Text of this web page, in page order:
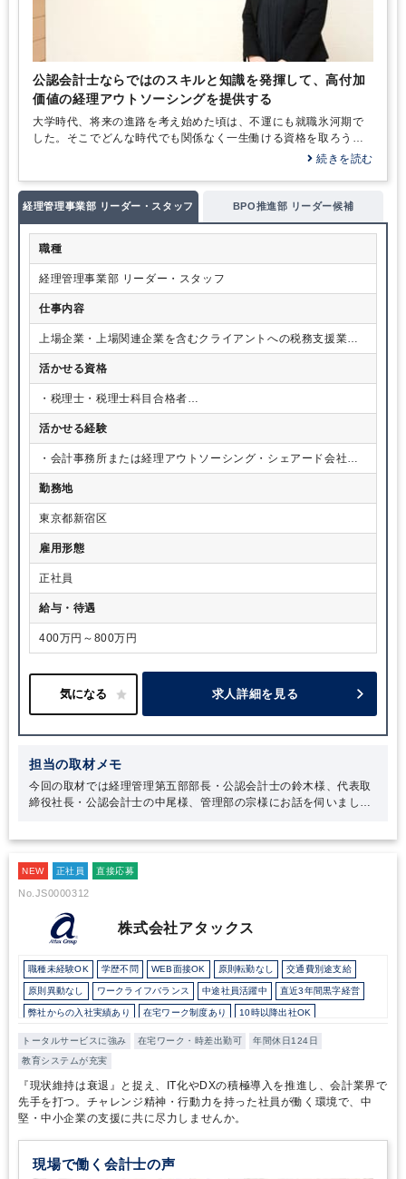
公認会計士ならではのスキルと知識を発揮して、高付加
価値の経理アウトソーシングを提供する
大学時代、将来の進路を考え始めた頃は、不運にも就職氷河期で
した。そこでどんな時代でも関係なく一生働ける資格を取ろうと
考え、税理士と公認会計士の資格に着目したのです。大学のキャ
続きを読む
経理管理事業部 リーダー・スタッフ BPO推進部 リーダー候補
職種
経理管理事業部 リーダー・スタッフ
仕事内容
上場企業・上場関連企業を含むクライアントへの税務支援業務
や会計士業務を中心とした経理アウトソーシング業務
活かせる資格
・税理士・税理士科目合格者
・公認会計士 など
活かせる経験
・会計事務所または経理アウトソーシング・シェアード会社で
の実務経験 ・経理業務(年次決算レベル)経験 ・マネジメント経
験 など
勤務地
東京都新宿区
雇用形態
正社員
給与・待遇
400万円～800万円
求人詳細を見る
担当の取材メモ
今回の取材では経理管理第五部部長・公認会計士の鈴木様、代表取
締役社長・公認会計士の中尾様、管理部の宗様にお話を伺いまし
かりと評価され、税務未経験で入社して5年で部長の役職に就きま
評価し、還元することを大切にしています。様々な面で成果を大切
にしているからこそ、メンバーのワークライフバランスや短期間の
キャリアアップが実現可能なのです。
くの税理士・公認会計士・社会労務士が在籍するプロフェッショナ
ル集団です。分からないことが生じても、他の専門家にすぐ聞くこ
とができる環境が、個々人の成長やクライアントの様々な悩みや課
題の早期解決に繋がっていると感じました。経験者の方はもちろん
リアアップ、キャリアチェンジを希望する方、「BPOで社会を支え
る。」ために貪欲に誠実に取り組める方には大変お薦めの求人で
す。
NEW 正社員 直接応募
No.JS0000312
株式会社アタックス
職種未経験OK 学歴不問 WEB面接OK 原則転勤なし 交通費別途支給
原則異動なし ワークライフバランス 中途社員活躍中 直近3年間黒字経営
弊社からの入社実績あり 在宅ワーク制度あり 10時以降出社OK
所定労働時間8時間未満 駅から徒歩5分以内
研修・資格取得支援
トータルサービスに強み 在宅ワーク・時差出勤可
年間休日124日
教育システムが充実
『現状維持は衰退』と捉え、IT化やDXの積極導入を推進し、会計業界で
先手を打つ。チャレンジ精神・行動力を持った社員が働く環境で、中
堅・中小企業の支援に共に尽力しませんか。
現場で働く会計士の声